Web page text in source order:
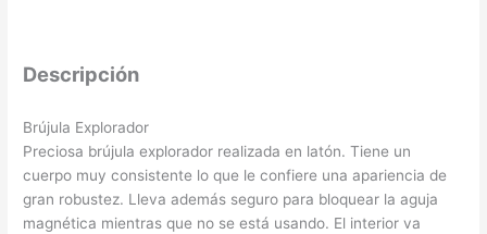
Descripción
Brújula Explorador
Preciosa brújula explorador realizada en latón. Tiene un
cuerpo muy consistente lo que le confiere una apariencia de
gran robustez. Lleva además seguro para bloquear la aguja
magnética mientras que no se está usando. El interior va